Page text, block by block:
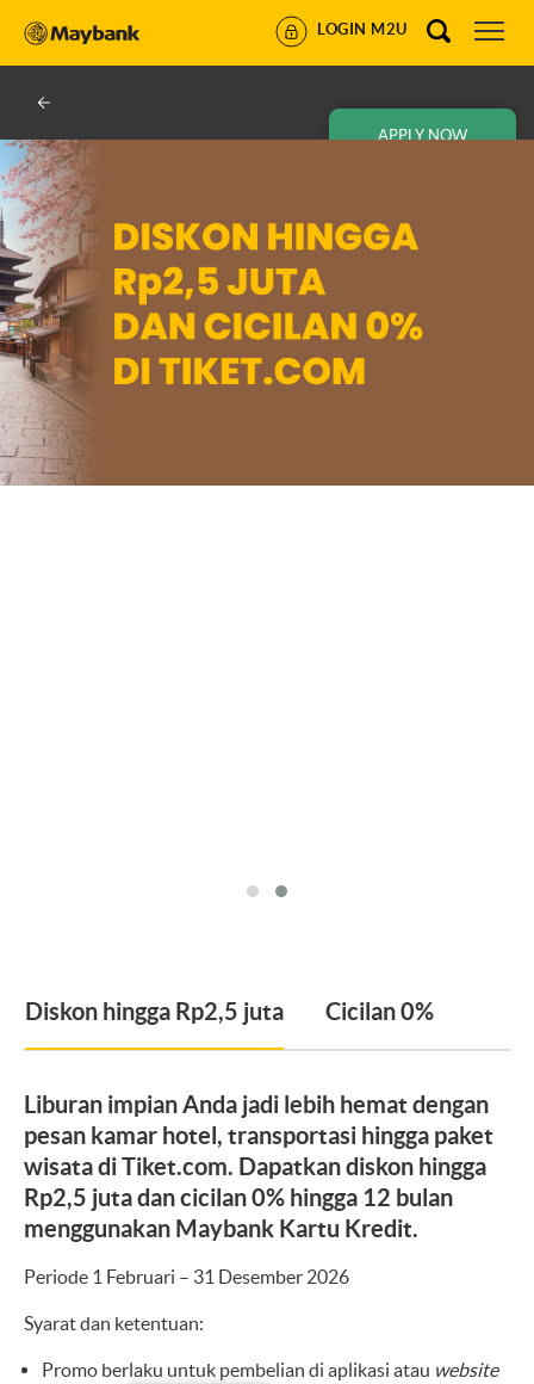
LOGIN M2U
APPLY NOW
Diskon hingga Rp2,5 juta Cicilan 0%
Liburan impian Anda jadi lebih hemat dengan
pesan kamar hotel, transportasi hingga paket
wisata di Tiket.com. Dapatkan diskon hingga
Rp2,5 juta dan cicilan 0% hingga 12 bulan
menggunakan Maybank Kartu Kredit.
Periode 1 Februari – 31 Desember 2026
Syarat dan ketentuan:
Promo berlaku untuk pembelian di aplikasi atau website